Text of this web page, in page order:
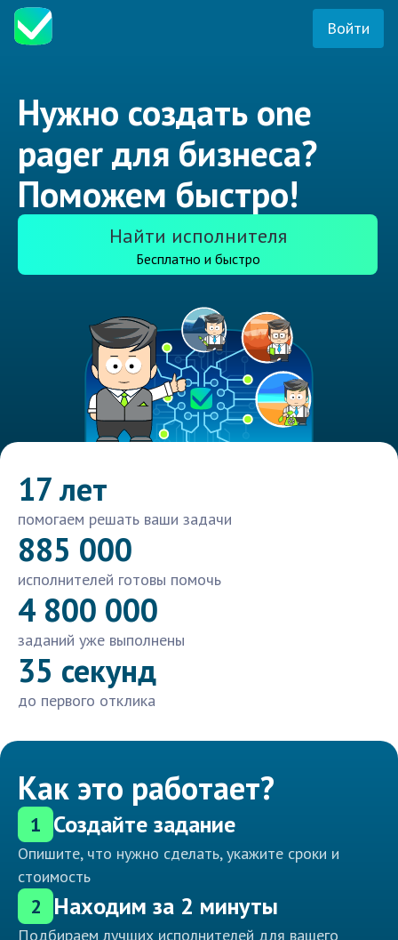
Войти
Нужно создать one
pager для бизнеса?
Поможем быстро!
Найти исполнителя
Бесплатно и быстро
17 лет
помогаем решать ваши задачи
885 000
исполнителей готовы помочь
4 800 000
заданий уже выполнены
35 секунд
до первого отклика
Как это работает?
1 Создайте задание
Опишите, что нужно сделать, укажите сроки и
стоимость
2 Находим за 2 минуты
Подбираем лучших исполнителей для вашего